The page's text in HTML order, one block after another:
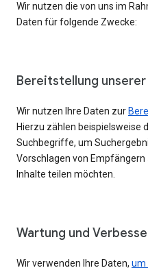
Wir nutzen die von uns im
Daten für folgende Zwecke:
Bereitstellung
Wir nutzen Ihre Daten zur
Hierzu zählen beispielsweise
Suchbegriffe, um
Vorschlagen von Empfängern
Inhalte teilen möchten.
Wartung und
Wir verwenden Ihre Daten, um